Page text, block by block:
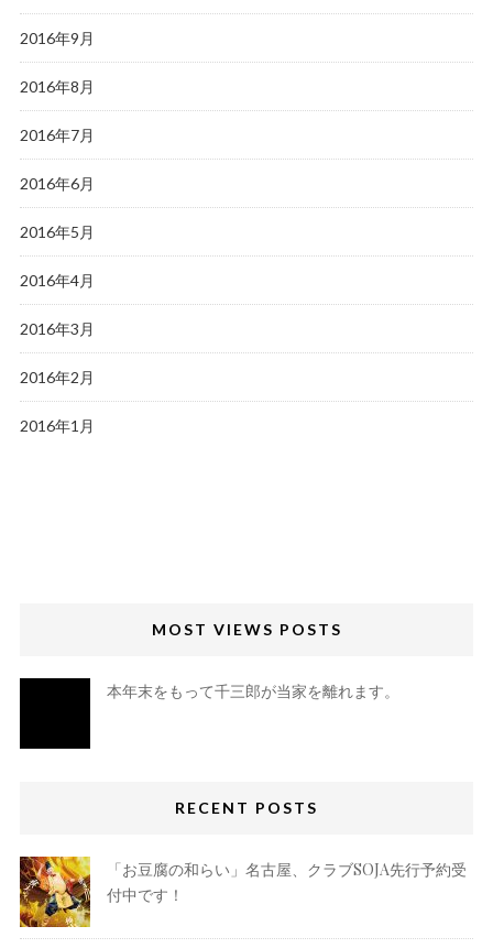
2016年9月
2016年8月
2016年7月
2016年6月
2016年5月
2016年4月
2016年3月
2016年2月
2016年1月
MOST VIEWS POSTS
本年末をもって千三郎が当家を離れます。
RECENT POSTS
「お豆腐の和らい」名古屋、クラブSOJA先行予約受
付中です！